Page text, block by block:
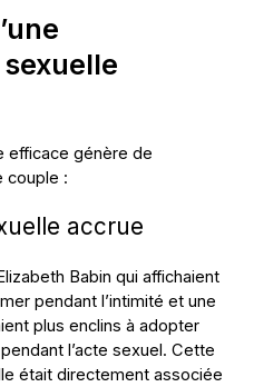
efficace génère de
couple :
accrue
Babin qui affichaient
pendant l’intimité et une
plus enclins à adopter
l’acte sexuel. Cette
était directement associée